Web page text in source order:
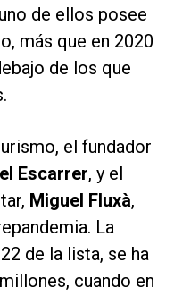
de ellos posee
más que en 2020
de los que
el fundador
Escarrer, y el
Miguel Fluxà,
La
de la lista, se ha
cuando en